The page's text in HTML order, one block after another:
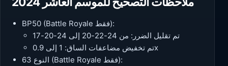
BP50 (Battle Royale فقط):
تم تقليل الضرر: من 24-22-20 إلى 24-20-17
تم تخفيض مضاعفات الساق: 1 إلى 0.9x
النوع 63 (Battle Royale فقط):